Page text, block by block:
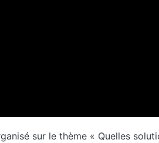
sur le thème « Quelles